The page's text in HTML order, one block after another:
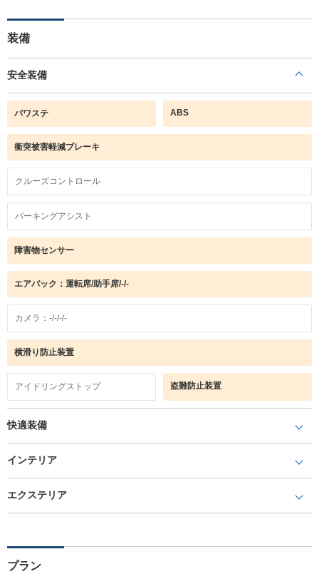
装備
安全装備
パワステ ABS
衝突被害軽減ブレーキ
クルーズコントロール
パーキングアシスト
障害物センサー
エアバック：運転席/助手席/-/-
カメラ：-/-/-/-
横滑り防止装置
アイドリングストップ 盗難防止装置
快適装備
インテリア
エクステリア
プラン